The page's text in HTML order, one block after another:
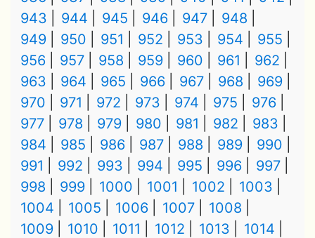
943
944 945 946 947
948
949
950 951 952 953 954
955
956
957 958 959 960 961
962
963
964 965 966 967 968
969
970
971 972 973 974 975
976
977
978 979 980 981 982
983
984
985 986 987 988 989
990
991
992 993 994 995 996
997
998
999 1000 1001 1002
1003
1004
1005 1006 1007
1008
1009
1010 1011 1012 1013
1014